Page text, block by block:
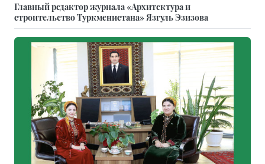
Главный редактор журнала «Архитектура и
строительство Туркменистана» Язгуль Эзизова